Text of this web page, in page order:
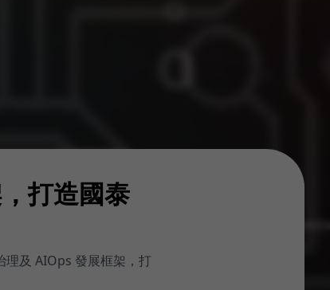
打造國泰
理及 AIOps 發展框架，打